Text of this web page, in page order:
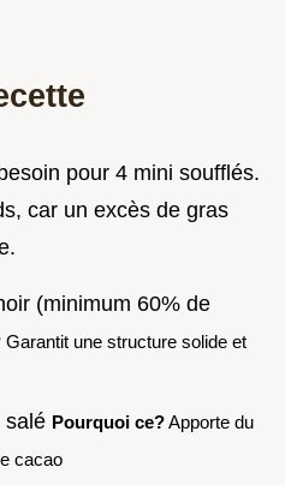
pour 4 mini soufflés.
car un excès de gras
(minimum 60% de
Garantit une structure solide et
salé Pourquoi ce?Apporte du
cacao